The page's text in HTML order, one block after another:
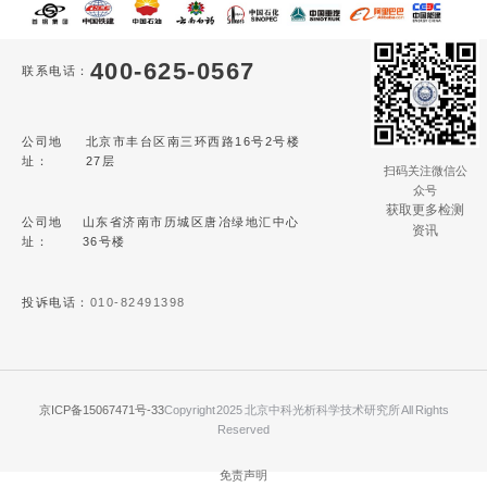
联系电话： 400-625-0567
公司地
址：
北京市丰台区南三环西路16号2号楼
27层
公司地
址：
山东省济南市历城区唐冶绿地汇中心
36号楼
投诉电话： 010-82491398
扫码关注微信公
众号
获取更多检测
资讯
京ICP备15067471号-33Copyright 2025 北京中科光析科学技术研究所 All Rights
Reserved
免责声明